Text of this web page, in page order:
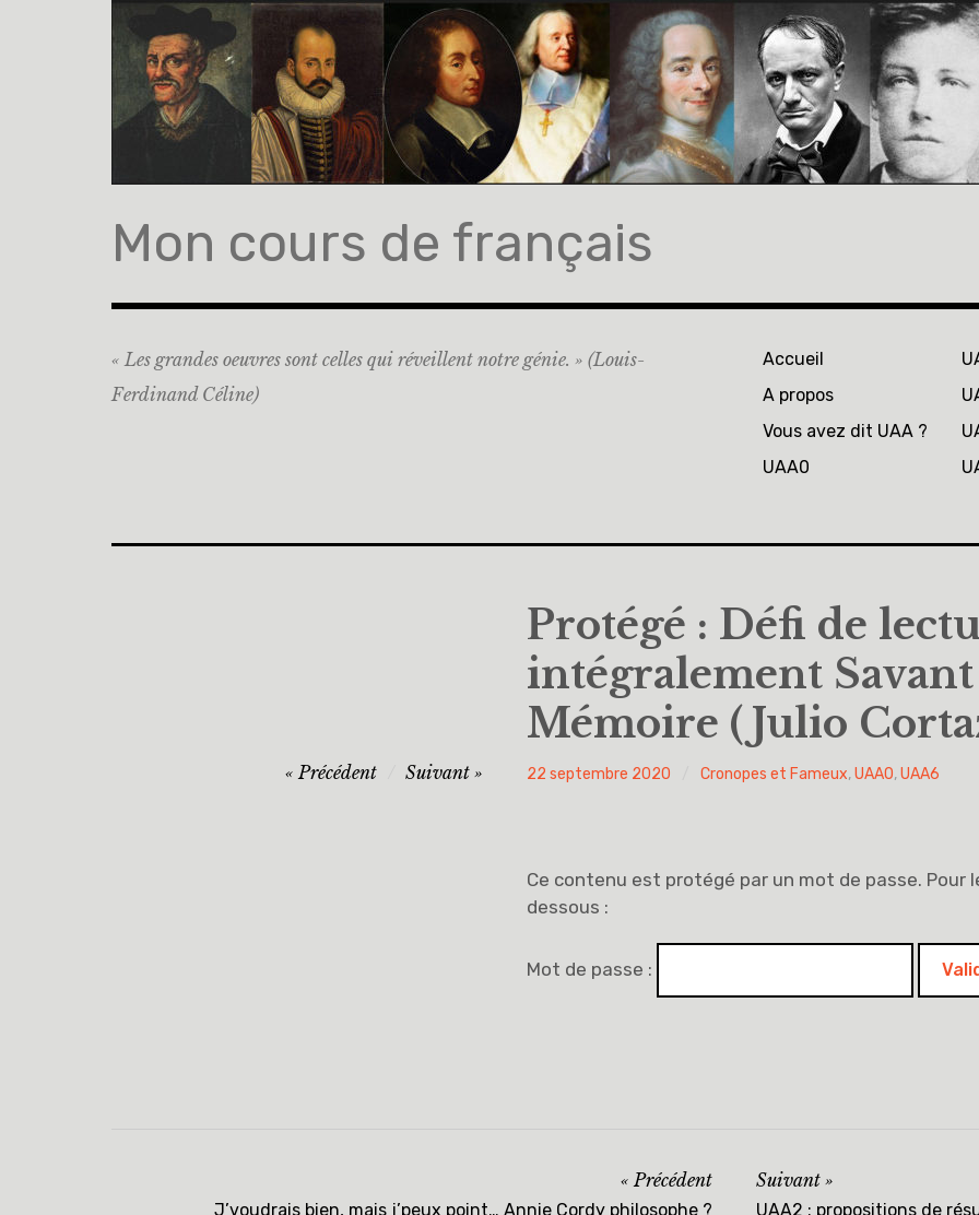
Mon cours de français
« Les grandes oeuvres sont celles qui réveillent notre génie. » (Louis-
Ferdinand Céline)
Accueil
A propos
Vous avez dit UAA ?
UAA0
Protégé : Défi de
intégralement
Mémoire (Julio
PYH
22 septembre 2020 Cronopes et Fameux,UAA0,UAA6
Précédent Suivant
Ce contenu est protégé par un mot de passe. Pour
dessous :
Mot de passe :
Précédent
J’voudrais bien, mais j’peux point… Annie Cordy philosophe ?
Suivant
UAA2 : propositions de